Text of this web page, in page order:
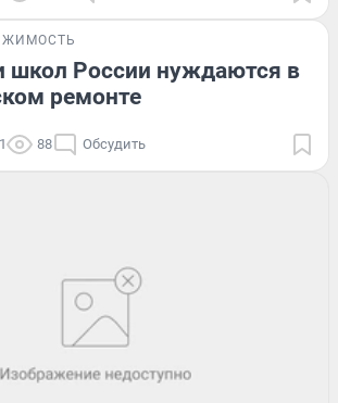
школ России нуждаются в
ремонте
88 Обсудить